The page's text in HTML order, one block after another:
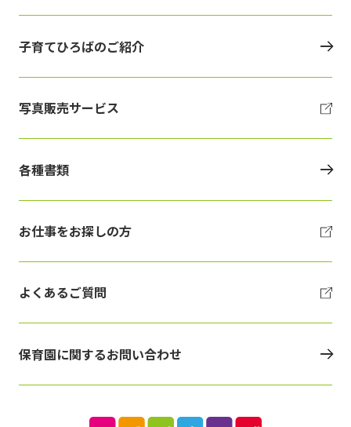
子育てひろばのご紹介
写真販売サービス
各種書類
お仕事をお探しの方
よくあるご質問
保育園に関するお問い合わせ